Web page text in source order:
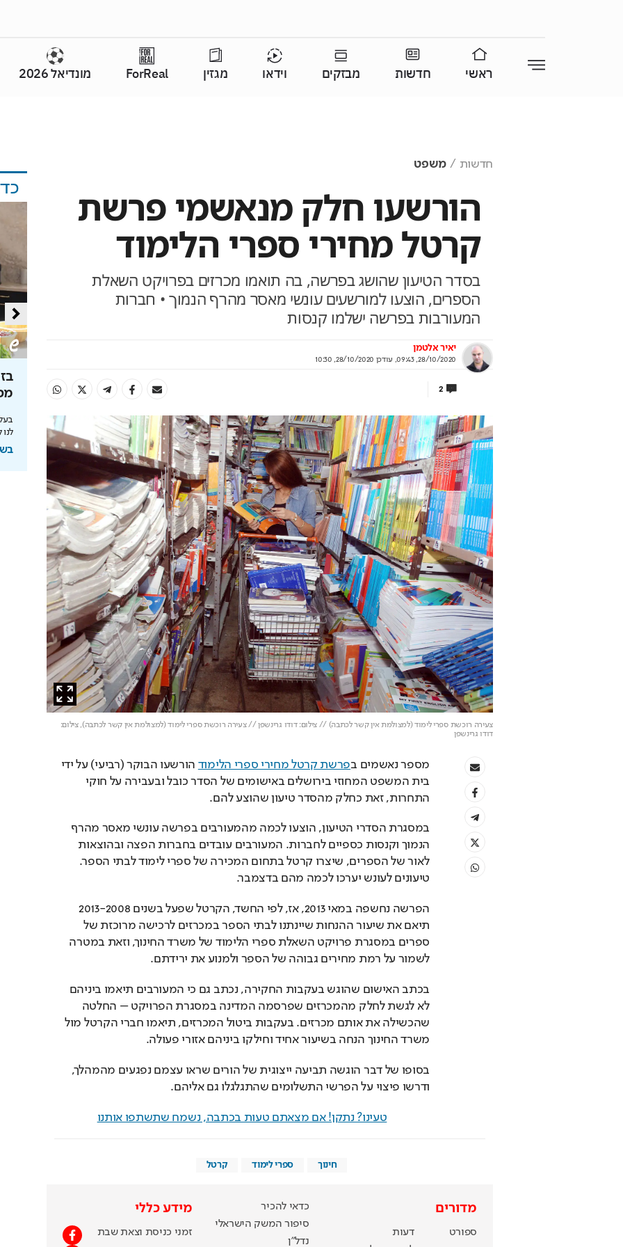
ראשי חדשות מבזקים וידאו מגזין ForReal מונדיאל 2026
חדשות משפט
הורשעו חלק מנאשמי פרשת
קרטל מחירי ספרי הלימוד
בסדר הטיעון שהושג בפרשה, בה תואמו מכרזים בפרויקט השאלת
הספרים, הוצעו למורשעים עונשי מאסר מהרף הנמוך • חברות
המעורבות בפרשה ישלמו קנסות
יאיר אלטמן
28/10/2020, 09:43
, עודכן 28/10/2020, 10:30
2
צעירה רוכשת ספרי לימוד (למצולמת אין קשר לכתבה) // צילום: דודו גרינשפן // צעירה רוכשת ספרי לימוד (למצולמת אין קשר לכתבה), צילום:
דודו גרינשפן
מספר נאשמים בפרשת קרטל מחירי ספרי הלימוד
התחרות, זאת כחלק מהסדר טיעון שהוצע להם.
טיעונים לעונש יערכו לכמה מהם בדצמבר.
הפרשה נחשפה במאי 2013, אז, לפי החשד, הקרטל שפעל בשנים 2013-2008
תיאם את שיעור ההנחות שיינתנו לבתי הספר במכרזים לרכישה מרוכזת של
לשמור על רמת מחירים גבוהה של הספר ולמנוע את ירידתם.
שהכשילה את אותם מכרזים. בעקבות ביטול המכרזים, תיאמו חברי הקרטל מול
משרד החינוך הנחה בשיעור אחיד וחילקו ביניהם אזורי פעולה.
ודרשו פיצוי על הפרשי התשלומים שהתגלגלו גם אליהם.
טעינו? נתקן! אם מצאתם טעות בכתבה, נשמח שתשתפו אותנו
חינוך ספרי לימוד קרטל
מדורים
ספורט
דעות
כדאי להכיר
סיפור המשק הישראלי
נדל"ן
מידע כללי
זמני כניסת וצאת שבת
שואב האבק שמשנה את כללי המשחק
בשיתוף Dreame
מה מושך יותר ויותר ישראלים למטרופולין
המתפתח של האזור היפה במדינה?
בשיתוף אבני דרך וי.ד ברזאני
להכיר את חברי נבחרות ישראל במדעים